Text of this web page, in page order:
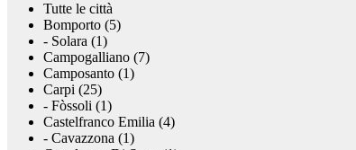
Tutte le città
Bomporto (5)
- Solara (1)
Campogalliano (7)
Camposanto (1)
Carpi (25)
- Fòssoli (1)
Castelfranco Emilia (4)
- Cavazzona (1)